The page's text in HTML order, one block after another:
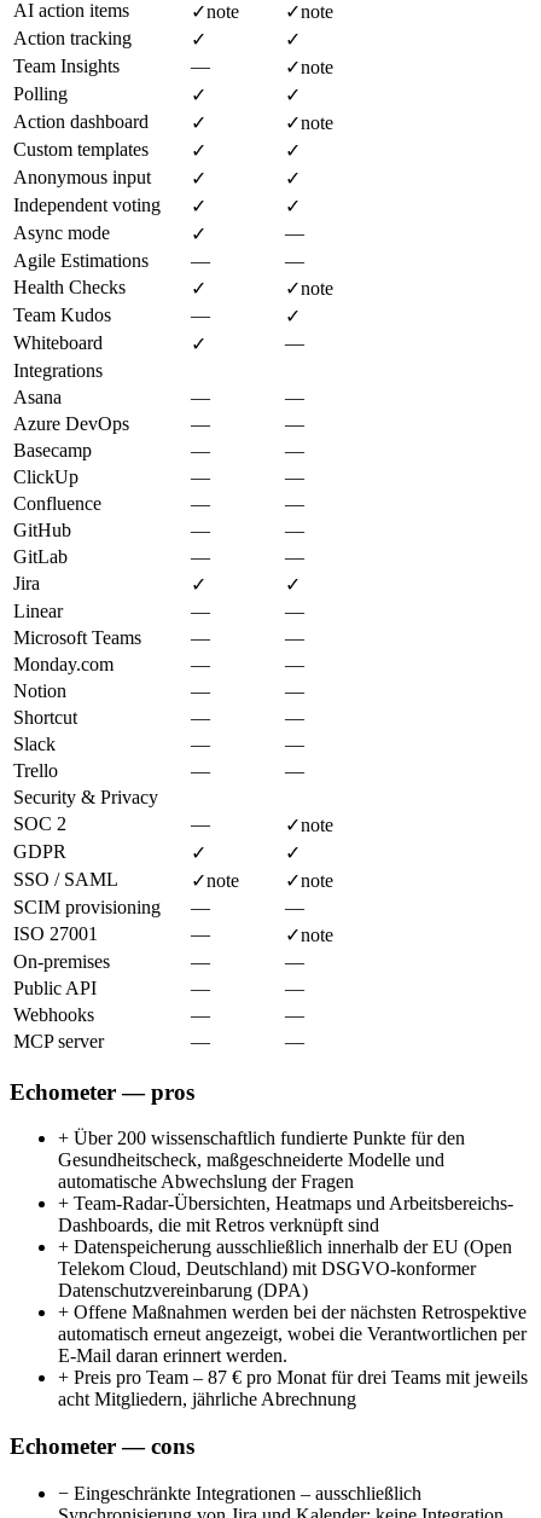
AI action items ✓note ✓note
Action tracking
✓
✓
Team Insights
— ✓note
Polling
✓
✓
Action dashboard
✓ ✓note
Custom templates
✓
✓
Anonymous input
✓
✓
Independent voting
✓
✓
Async mode
✓
—
Agile Estimations
—
—
Health Checks
✓ ✓note
Team Kudos
—
✓
Whiteboard
✓
—
Integrations
Asana
—
—
Azure DevOps
—
—
Basecamp
—
—
ClickUp
—
—
Confluence
—
—
GitHub
—
—
GitLab
—
—
Jira
✓
✓
Linear
—
—
Microsoft Teams
—
—
Monday.com
—
—
Notion
—
—
Shortcut
—
—
Slack
—
—
Trello
—
—
Security & Privacy
SOC 2
— ✓note
GDPR
✓
✓
SSO / SAML
✓note ✓note
SCIM provisioning
—
—
ISO 27001
— ✓note
On-premises
—
—
Public API
—
—
Webhooks
—
—
MCP server
— —
Echometer — pros
+ Über 200 wissenschaftlich fundierte Punkte für den
Gesundheitscheck, maßgeschneiderte Modelle und
automatische Abwechslung der Fragen
+ Team-Radar-Übersichten, Heatmaps und Arbeitsbereichs-
Dashboards, die mit Retros verknüpft sind
+ Datenspeicherung ausschließlich innerhalb der EU (Open
Telekom Cloud, Deutschland) mit DSGVO-konformer
Datenschutzvereinbarung (DPA)
+ Offene Maßnahmen werden bei der nächsten Retrospektive
automatisch erneut angezeigt, wobei die Verantwortlichen per
E-Mail daran erinnert werden.
+ Preis pro Team – 87 € pro Monat für drei Teams mit jeweils
acht Mitgliedern, jährliche Abrechnung
Echometer — cons
− Eingeschränkte Integrationen – ausschließlich